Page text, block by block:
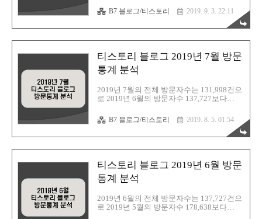
음 51.32%, 구글 43.64%, 네이트 1.76%, 빙
1.48%기타 1.81% 순으로 다음이 검색순위
상위를 차지하였다. 2019년 8월 한달동안의
석하여 정리해본다. 1. 티스토리 블로그 검색
유입(티스토리 방문통계) 2. 네이버 애널리틱
스 차트 분석 티스토리 블로그 2019년 8월 방
문통계 분석 티스토리 블로그 2019년 7월 방
문통계 분석 :
https://barista7.tistory.com/1597 티스토리 블
로그 2019년 6월 방문통계 분석 :
https://barista7.tistory.com/1553 ..
B7 블로그/티스토리 2019. 9. 3. 22:11
티스토리 블로그 2019년 7월 방문
통계 분석
2019년 7월의 전체 방문자수는 131,998건으
로 2019년 6월의 방문자수 137,727보다
글 48.70%, 다음 46.47%, 빙 1.65 %, 네이트
1.59%, 기타 1.59% 순으로 구글이 검색순위
상위를 지켰다. 2019년 7월 한달동안의 방문
여 정리해본다. 1. 티스토리 블로그 검색유입
(티스토리 방문통계) 2. 네이버 애널리틱스
차트 분석 티스토리 블로그 2019년 7월 방문
통계 분석 티스토리 블로그 2019년 6월 방문
통계 분석 : https://barista7.tistory.com/1553
티스토리 블로그 2019년 5월 방문통계 분석
: https://barista7.tistory.com/140..
B7 블로그/티스토리 2019. 8. 5. 01:54
티스토리 블로그 2019년 6월 방문
통계 분석
2019년 6월의 전체 방문자수는 137,727건으
로 2019년 5월의 방문자수 178,638보다